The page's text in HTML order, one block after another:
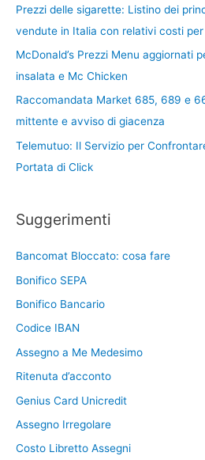
Prezzi delle sigarette: Listino dei
vendute in Italia con relativi costi
McDonald’s Prezzi Menu aggiornati
insalata e Mc Chicken
Raccomandata Market 685, 689 e
mittente e avviso di giacenza
Telemutuo: Il Servizio per
Portata di Click
Suggerimenti
Bancomat Bloccato: cosa fare
Bonifico SEPA
Bonifico Bancario
Codice IBAN
Assegno a Me Medesimo
Ritenuta d’acconto
Genius Card Unicredit
Assegno Irregolare
Costo Libretto Assegni